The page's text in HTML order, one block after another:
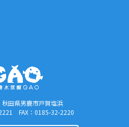
田県男鹿市戸賀塩浜
FAX：0185-32-2220